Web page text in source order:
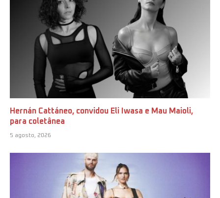
Hernán Cattáneo, convidou Eli Iwasa e Mau Maioli,
para coletânea
5 agosto, 2026